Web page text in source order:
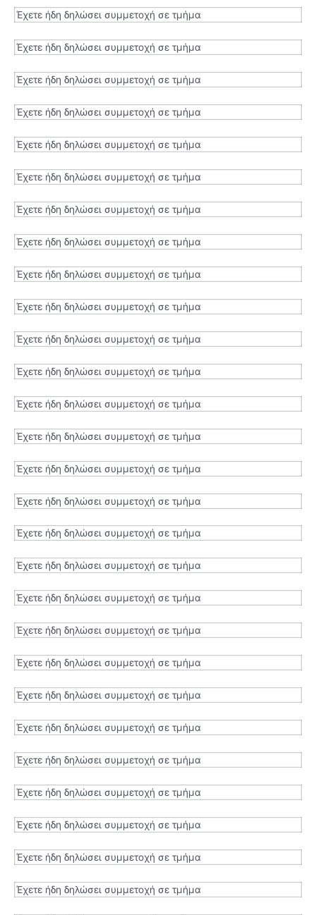
Έχετε ήδη δηλώσει συμμετοχή σε τμήμα
Έχετε ήδη δηλώσει συμμετοχή σε τμήμα
Έχετε ήδη δηλώσει συμμετοχή σε τμήμα
Έχετε ήδη δηλώσει συμμετοχή σε τμήμα
Έχετε ήδη δηλώσει συμμετοχή σε τμήμα
Έχετε ήδη δηλώσει συμμετοχή σε τμήμα
Έχετε ήδη δηλώσει συμμετοχή σε τμήμα
Έχετε ήδη δηλώσει συμμετοχή σε τμήμα
Έχετε ήδη δηλώσει συμμετοχή σε τμήμα
Έχετε ήδη δηλώσει συμμετοχή σε τμήμα
Έχετε ήδη δηλώσει συμμετοχή σε τμήμα
Έχετε ήδη δηλώσει συμμετοχή σε τμήμα
Έχετε ήδη δηλώσει συμμετοχή σε τμήμα
Έχετε ήδη δηλώσει συμμετοχή σε τμήμα
Έχετε ήδη δηλώσει συμμετοχή σε τμήμα
Έχετε ήδη δηλώσει συμμετοχή σε τμήμα
Έχετε ήδη δηλώσει συμμετοχή σε τμήμα
Έχετε ήδη δηλώσει συμμετοχή σε τμήμα
Έχετε ήδη δηλώσει συμμετοχή σε τμήμα
Έχετε ήδη δηλώσει συμμετοχή σε τμήμα
Έχετε ήδη δηλώσει συμμετοχή σε τμήμα
Έχετε ήδη δηλώσει συμμετοχή σε τμήμα
Έχετε ήδη δηλώσει συμμετοχή σε τμήμα
Έχετε ήδη δηλώσει συμμετοχή σε τμήμα
Έχετε ήδη δηλώσει συμμετοχή σε τμήμα
Έχετε ήδη δηλώσει συμμετοχή σε τμήμα
Έχετε ήδη δηλώσει συμμετοχή σε τμήμα
Έχετε ήδη δηλώσει συμμετοχή σε τμήμα